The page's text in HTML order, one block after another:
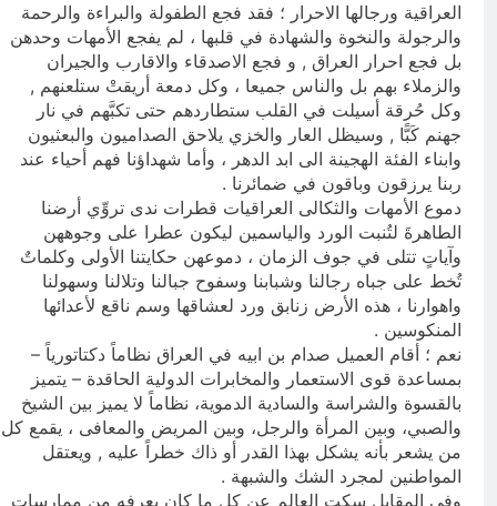
العراقية ورجالها الاحرار ؛ فقد فجع الطفولة والبراءة والرحمة
والرجولة والنخوة والشهادة في قلبها ، لم يفجع الأمهات وحدهن
بل فجع احرار العراق , و فجع الاصدقاء والاقارب والجيران
والزملاء بهم بل والناس جميعا ، وكل دمعة أريقتْ ستلعنهم ,
وكل حُرقة أسيلت في القلب ستطاردهم حتى تكبَّهم في نار
جهنم كَبًّا , وسيظل العار والخزي يلاحق الصداميون والبعثيون
وابناء الفئة الهجينة الى ابد الدهر ، وأما شهداؤنا فهم أحياء عند
ربنا يرزقون وباقون في ضمائرنا .
دموع الأمهات والثكالى العراقيات قطرات ندى تروِّي أرضنا
الطاهرةَ لتُنبت الورد والياسمين ليكون عطرا على وجوههن
وآياتٍ تتلى في جوف الزمان ، دموعهن حكايتنا الأولى وكلماتٌ
تُخط على جباه رجالنا وشبابنا وسفوح جبالنا وتلالنا وسهولنا
واهوارنا ، هذه الأرض زنابق ورد لعشاقها وسم ناقع لأعدائها
المنكوسين .
نعم ؛ أقام العميل صدام بن ابيه في العراق نظاماً دكتاتورياً –
بمساعدة قوى الاستعمار والمخابرات الدولية الحاقدة – يتميز
بالقسوة والشراسة والسادية الدموية، نظاماً لا يميز بين الشيخ
والصبي، وبين المرأة والرجل، وبين المريض والمعافى ، يقمع كل
من يشعر بأنه يشكل بهذا القدر أو ذاك خطراً عليه , ويعتقل
المواطنين لمجرد الشك والشبهة .
وفي المقابل سكت العالم عن كل ما كان يعرفه من ممارسات